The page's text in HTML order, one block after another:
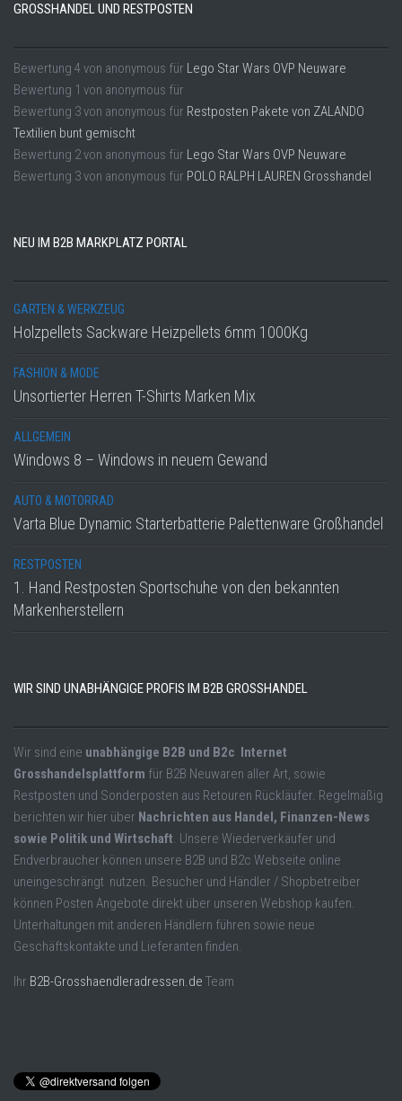
GROSSHANDEL UND RESTPOSTEN
Bewertung 4 von anonymous für Lego Star Wars OVP Neuware
Bewertung 1 von anonymous für
Bewertung 3von anonymous für Restposten Pakete von ZALANDO
Textilien bunt gemischt
Bewertung 2von anonymous für Lego Star Wars OVP Neuware
Bewertung 3von anonymous für POLO RALPH LAUREN Grosshandel
NEU IM B2B MARKPLATZ PORTAL
GARTEN & WERKZEUG
Holzpellets Sackware Heizpellets 6mm 1000Kg
FASHION & MODE
Unsortierter Herren T-Shirts Marken Mix
ALLGEMEIN
Windows 8 – Windows in neuem Gewand
AUTO & MOTORRAD
Varta Blue Dynamic Starterbatterie Palettenware Großhandel
RESTPOSTEN
1. Hand Restposten Sportschuhe von den bekannten
Markenherstellern
WIR SIND UNABHÄNGIGE PROFIS IM B2B GROSSHANDEL
Wir sind eine unabhängige B2B und B2c Internet
Grosshandelsplattform für B2B Neuwaren aller Art, sowie
Restposten und Sonderposten aus Retouren Rückläufer. Regelmäßig
berichten wir hier über Nachrichten aus Handel, Finanzen-News
sowie Politik und Wirtschaft. Unsere Wiederverkäufer und
Endverbraucher können unsere B2B und B2c Webseite online
uneingeschrängt nutzen. Besucher und Händler / Shopbetreiber
können Posten Angebote direkt über unseren Webshop kaufen.
Unterhaltungen mit anderen Händlern führen sowie neue
Geschäftskontakte und Lieferanten finden.
Ihr B2B-Grosshaendleradressen.de Team